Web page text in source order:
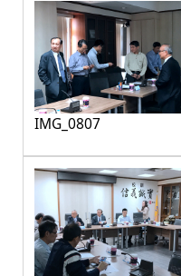
IMG_0807